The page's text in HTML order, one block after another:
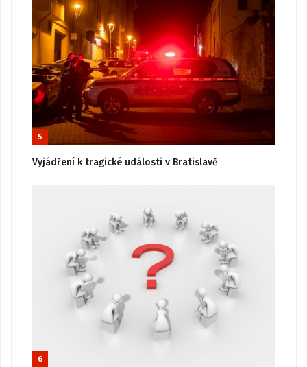
5
Vyjádření k tragické události v Bratislavě
6